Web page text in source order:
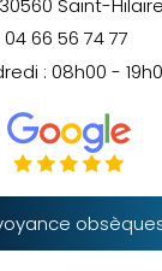
30560 Saint-
04 66 56 74 77
: 08h00 -